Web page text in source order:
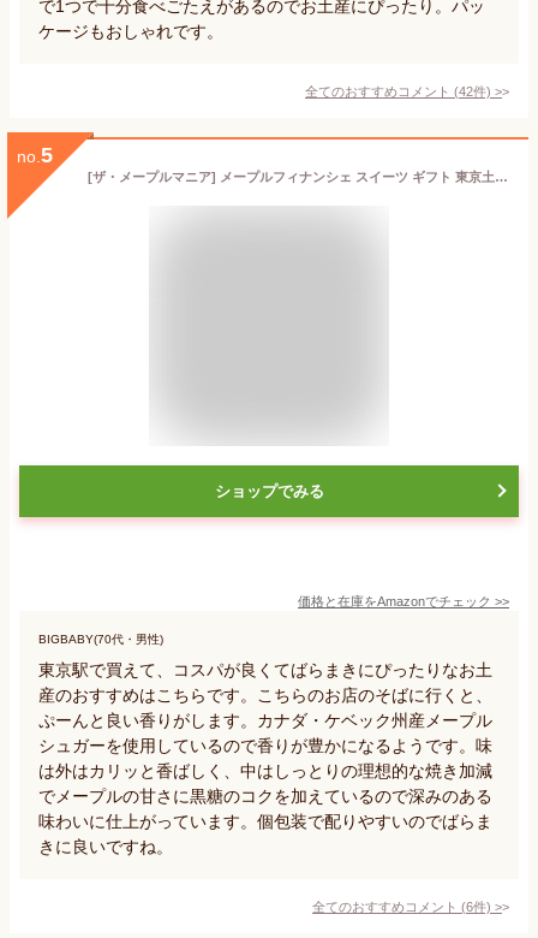
で1つで十分食べごたえがあるのでお土産にぴったり。パッ
ケージもおしゃれです。
全てのおすすめコメント (42件) >
no. 5
[ザ・メープルマニア] メープルフィナンシェ スイーツ ギフト 東京土産 手土産 個包装 プレゼント お返し 内祝い 焼き菓子 退職 おしゃれ 大人 (メープルフィナンシェ6個入)
ショップでみる
価格と在庫をAmazonでチェック >>
BIGBABY(70代・男性)
東京駅で買えて、コスパが良くてばらまきにぴったりなお土
産のおすすめはこちらです。こちらのお店のそばに行くと、
ぷーんと良い香りがします。カナダ・ケベック州産メープル
シュガーを使用しているので香りが豊かになるようです。味
は外はカリッと香ばしく、中はしっとりの理想的な焼き加減
でメープルの甘さに黒糖のコクを加えているので深みのある
味わいに仕上がっています。個包装で配りやすいのでばらま
きに良いですね。
全てのおすすめコメント (6件) >